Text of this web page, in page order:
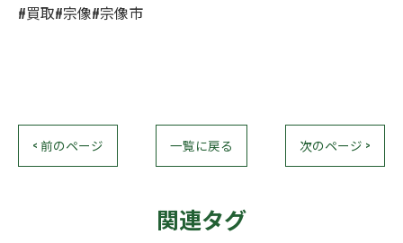
#買取#宗像#宗像市
< 前のページ 一覧に戻る 次のページ >
関連タグ